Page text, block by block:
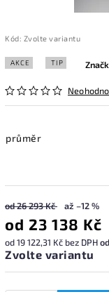
Kód: Zvolte variantu
AKCE TIP
průměr
od 26 293 Kč až –12 %
od 23 138 Kč
od19 122,31 Kč bez DPH
Zvolte variantu